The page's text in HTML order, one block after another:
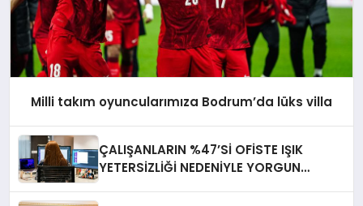
Milli takım oyuncularımıza Bodrum’da lüks villa
ÇALIŞANLARIN %47’Sİ OFİSTE IŞIK
YETERSİZLİĞİ NEDENİYLE YORGUN